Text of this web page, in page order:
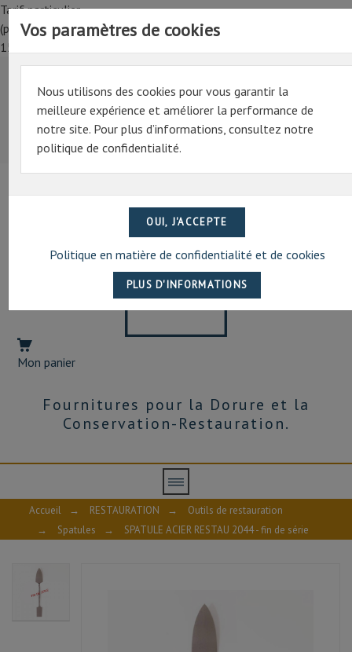
Tarif particulier,
(professionnel, connectez-vous pour bénéficier de la remise de
15%)
Tarif particulier,
(professionnel, connectez-vous pour bénéficier de la
remise de 15%)
07 69 94 13 47
Mon panier
Fournitures pour la Dorure et la
Conservation-Restauration.
Vos paramètres de cookies
Nous utilisons des cookies pour vous garantir la
meilleure expérience et améliorer la performance de
notre site. Pour plus d’informations, consultez notre
politique de confidentialité.
Politique en matière de confidentialité et de cookies
Accueil → RESTAURATION →
Outils de restauration
→
Spatules → SPATULE ACIER RESTAU 2044 - fin de série